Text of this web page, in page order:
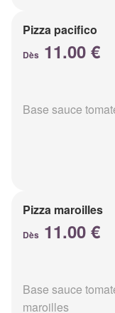
Pizza pacifico
Dès 11.00 €
Base sauce
Pizza maroilles
Dès 11.00 €
Base sauce
maroilles